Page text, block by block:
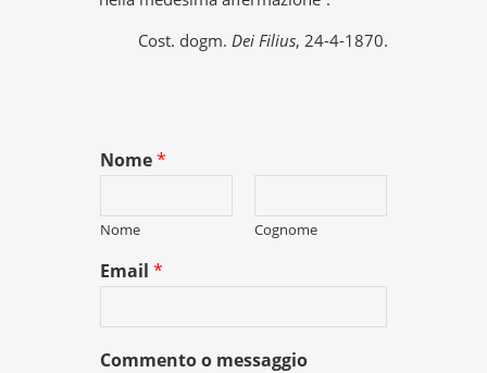
Cost. dogm. Dei Filius, 24-4-1870.
Nome*
Nome Cognome
Email*
Commento o messaggio